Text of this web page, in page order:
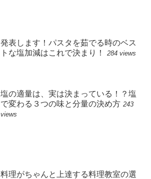
発表します！パスタを茹でる時のベス
トな塩加減はこれで決まり！
284 views
塩の適量は、実は決まっている！？塩
で変わる３つの味と分量の決め方 243
views
料理がちゃんと上達する料理教室の選